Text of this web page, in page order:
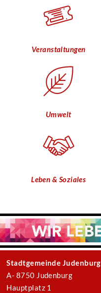
Veranstaltungen
Umwelt
Leben & Soziales
Stadtgemeinde Judenburg
A- 8750 Judenburg
Hauptplatz 1